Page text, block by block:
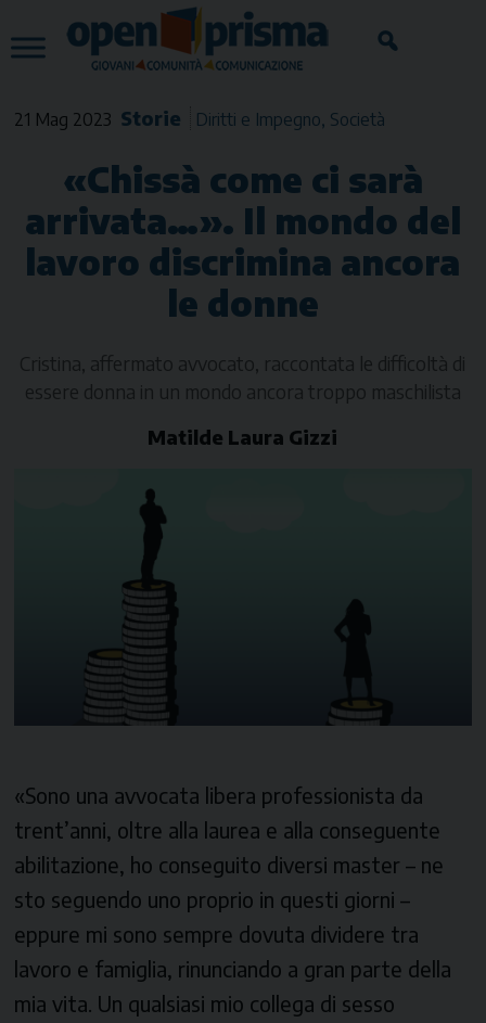
to
content
21 Mag 2023 Storie Diritti e Impegno Società
«Chissà come ci sarà
arrivata…». Il mondo del
lavoro discrimina ancora
le donne
Cristina, affermato avvocato, raccontata le difficoltà di
essere donna in un mondo ancora troppo maschilista
Matilde Laura Gizzi
«Sono una avvocata libera professionista da
trent’anni, oltre alla laurea e alla conseguente
abilitazione, ho conseguito diversi master – ne
sto seguendo uno proprio in questi giorni –
eppure mi sono sempre dovuta dividere tra
lavoro e famiglia, rinunciando a gran parte della
mia vita. Un qualsiasi mio collega di sesso